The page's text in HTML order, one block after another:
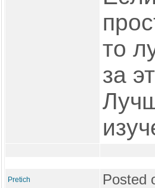
плату от
то
за
Pretich Posted